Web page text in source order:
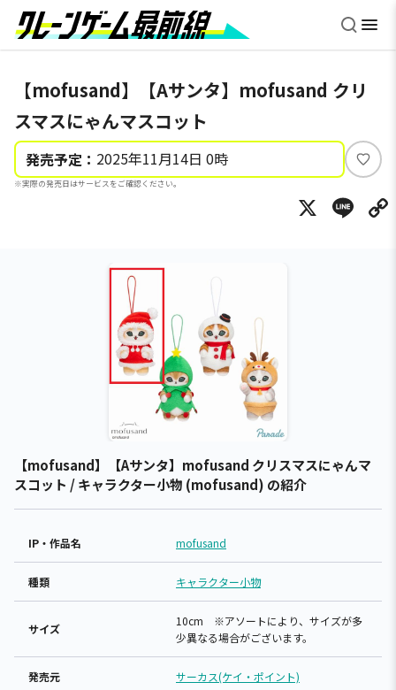
【mofusand】【Aサンタ】mofusand クリ
スマスにゃんマスコット
発売予定： 2025年11月14日 0時
※実際の発売日はサービスをご確認ください。
い
ね
X
【mofusand】【Aサンタ】mofusand クリスマスにゃんマ
スコット / キャラクター小物 (mofusand) の紹介
IP・作品名 mofusand
種類 キャラクター小物
サイズ
10cm ※アソートにより、サイズが多
少異なる場合がございます。
発売元 サーカス(ケイ・ポイント)